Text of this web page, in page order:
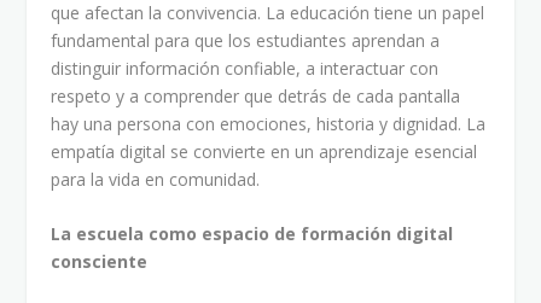
que afectan la convivencia. La educación tiene un papel
fundamental para que los estudiantes aprendan a
distinguir información confiable, a interactuar con
respeto y a comprender que detrás de cada pantalla
hay una persona con emociones, historia y dignidad. La
empatía digital se convierte en un aprendizaje esencial
para la vida en comunidad.
La escuela como espacio de formación digital
consciente